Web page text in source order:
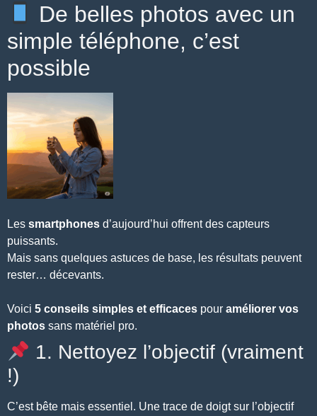
De belles photos avec un
simple téléphone, c’est
possible
Les smartphones d’aujourd’hui offrent des capteurs
puissants.
Mais sans quelques astuces de base, les résultats peuvent
rester… décevants.
Voici 5 conseils simples et efficaces pour améliorer vos
photos sans matériel pro.
1. Nettoyez l’objectif (vraiment
!)
C’est bête mais essentiel. Une trace de doigt sur l’objectif